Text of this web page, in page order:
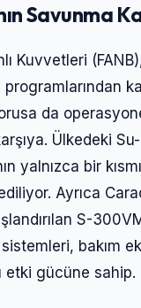
Savunma
Kuvvetleri
da
Ülkedeki
yalnızca bir
Ayrıca
S-
bakım
etki gücüne sahip.